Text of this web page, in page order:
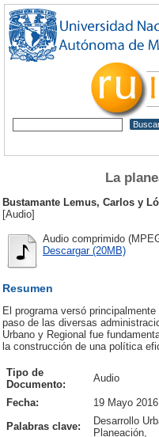
La
Bustamante Lemus, Carlos y
[Audio]
Audio comprimido
Descargar (20MB)
Resumen
El programa versó
paso de las diversas
Urbano y Regional fue
la construcción de una política
Tipo de
Documento:
Audio
Fecha:
19 Mayo 2016
Palabras clave:
Desarrollo
Planeación,